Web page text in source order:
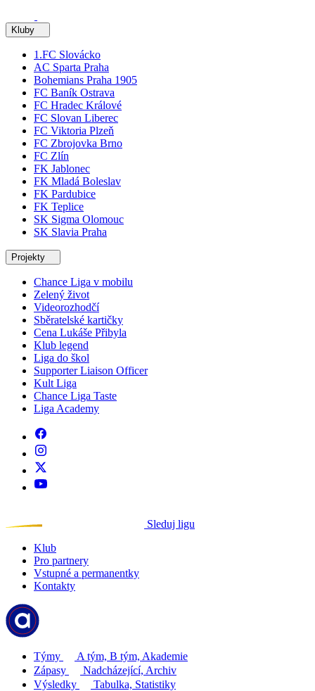
Kluby
1.FC Slovácko
AC Sparta Praha
Bohemians Praha 1905
FC Baník Ostrava
FC Hradec Králové
FC Slovan Liberec
FC Viktoria Plzeň
FC Zbrojovka Brno
FC Zlín
FK Jablonec
FK Mladá Boleslav
FK Pardubice
FK Teplice
SK Sigma Olomouc
SK Slavia Praha
Projekty
Chance Liga v mobilu
Zelený život
Videorozhodčí
Sběratelské kartičky
Cena Lukáše Přibyla
Klub legend
Liga do škol
Supporter Liaison Officer
Kult Liga
Chance Liga Taste
Liga Academy
Sleduj ligu
Klub
Pro partnery
Vstupné a permanentky
Kontakty
Týmy
A tým, B tým, Akademie
Zápasy
Nadcházející, Archiv
Výsledky
Tabulka, Statistiky